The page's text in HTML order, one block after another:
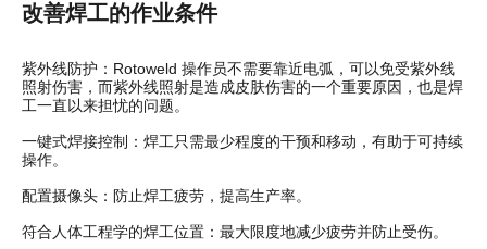
改善焊工的作业条件
紫外线防护：Rotoweld 操作员不需要靠近电弧，可以免受紫外线
照射伤害，而紫外线照射是造成皮肤伤害的一个重要原因，也是焊
工一直以来担忧的问题。
一键式焊接控制：焊工只需最少程度的干预和移动，有助于可持续
操作。
配置摄像头：防止焊工疲劳，提高生产率。
符合人体工程学的焊工位置：最大限度地减少疲劳并防止受伤。